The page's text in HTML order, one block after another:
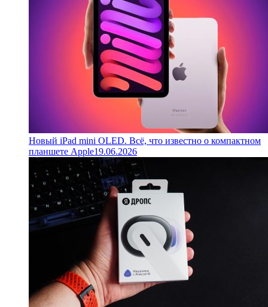
Новый iPad mini OLED. Всё, что известно о компактном
планшете Apple19.06.2026